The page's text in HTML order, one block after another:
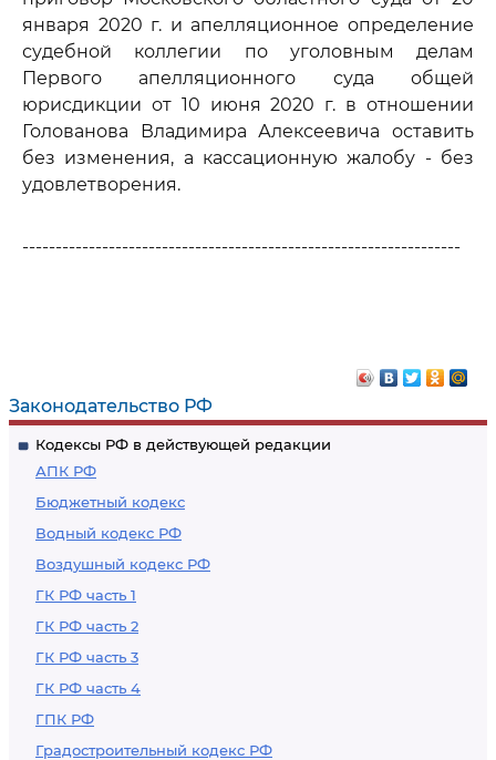
Законодательство РФ
Кодексы РФ в действующей редакции
АПК РФ
Бюджетный кодекс
Водный кодекс РФ
Воздушный кодекс РФ
ГК РФ часть 1
ГК РФ часть 2
ГК РФ часть 3
ГК РФ часть 4
ГПК РФ
Градостроительный кодекс РФ
января 2020 г. и апелляционное определение
судебной коллегии по уголовным делам
Первого апелляционного суда общей
юрисдикции от 10 июня 2020 г. в отношении
Голованова Владимира Алексеевича оставить
без изменения, а кассационную жалобу - без
удовлетворения.
------------------------------------------------------------------